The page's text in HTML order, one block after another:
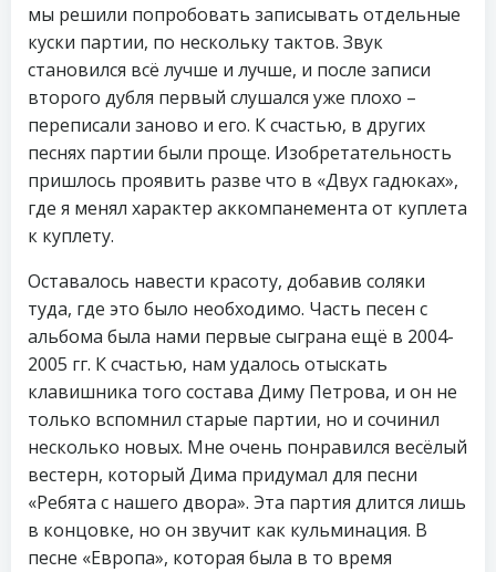
мы решили попробовать записывать отдельные
куски партии, по нескольку тактов. Звук
становился всё лучше и лучше, и после записи
второго дубля первый слушался уже плохо –
переписали заново и его. К счастью, в других
песнях партии были проще. Изобретательность
пришлось проявить разве что в «Двух гадюках»,
где я менял характер аккомпанемента от куплета
к куплету.
Оставалось навести красоту, добавив соляки
туда, где это было необходимо. Часть песен с
альбома была нами первые сыграна ещё в 2004-
2005 гг. К счастью, нам удалось отыскать
клавишника того состава Диму Петрова, и он не
только вспомнил старые партии, но и сочинил
несколько новых. Мне очень понравился весёлый
вестерн, который Дима придумал для песни
«Ребята с нашего двора». Эта партия длится лишь
в концовке, но он звучит как кульминация. В
песне «Европа», которая была в то время